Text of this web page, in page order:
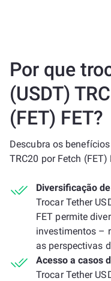
Por que
(USDT)
(FET) FET?
Descubra os
TRC20 por Fetch (FET)
Diversificação
Trocar Tether
FET permite
investimentos –
as perspectivas
Acesso a casos
Trocar Tether